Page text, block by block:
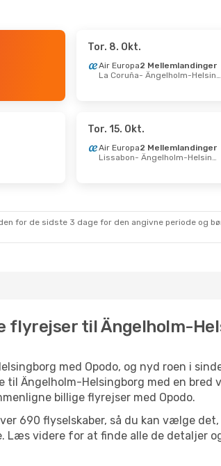
Ängelholm-Helsingborg - Frankfurt
Tor. 8. Okt.
Air Europa2 Mellemlandinger
La Coruña
- Ängelholm-Helsingborg
Tor. 15. Okt.
Air Europa2 Mellemlandinger
Lissabon
- Ängelholm-Helsingborg
for de sidste 3 dage for den angivne periode og
flyrejser til Ängelholm-
med Opodo, og nyd roen i
til Ängelholm-Helsingborg med en
billige flyrejser med Opodo.
690 flyselskaber, så du kan vælge
Læs videre for at finde alle de detaljer